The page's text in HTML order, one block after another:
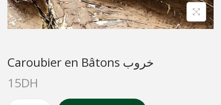
Caroubier en Bâtons خروب
15DH